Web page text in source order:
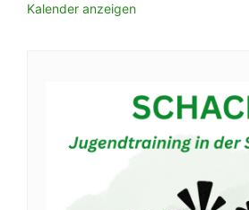
Kalender anzeigen